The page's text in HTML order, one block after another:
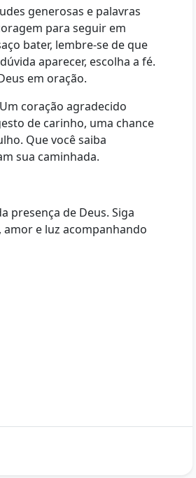
generosas e palavras
para seguir em
bater, lembre-se de que
aparecer, escolha a fé.
em oração.
coração agradecido
de carinho, uma chance
Que você saiba
sua caminhada.
presença de Deus. Siga
e luz acompanhando